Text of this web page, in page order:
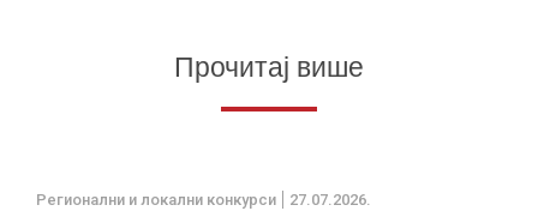
Прочитај више
Регионални и локални конкурси 27.07.2026.